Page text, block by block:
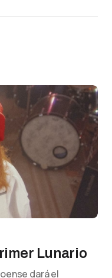
Lunario
dará el